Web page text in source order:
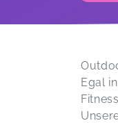
Egal
Fitness